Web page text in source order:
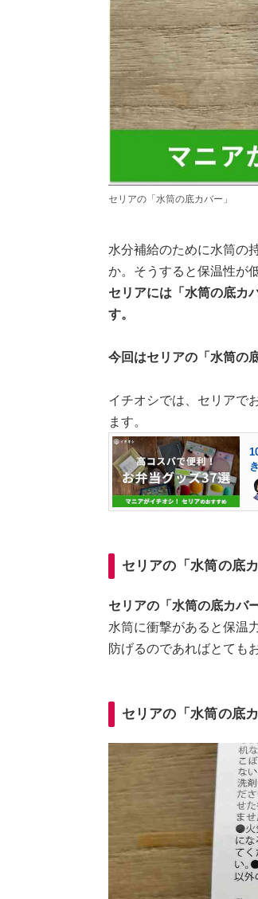
セリアの「水筒の底カバー」
水分補給のために水筒の
か。そうすると保温性が
セリアには「水筒の底カ
す。
今回はセリアの「水筒の
イチオシでは、セリアで
ます。
セリアの「水筒の底
セリアの「水筒の底カバ
水筒に衝撃があると保温
防げるのであればとても
セリアの「水筒の底